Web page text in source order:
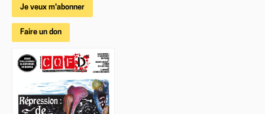
Je veux m'abonner
Faire un don